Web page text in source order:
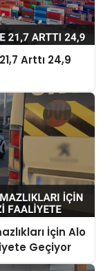
Arttı 24,9
İçin Alo
Geçiyor